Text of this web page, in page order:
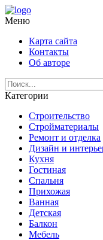
Меню
Карта сайта
Контакты
Об авторе
Категории
Строительство
Стройматериалы
Ремонт и отделка
Дизайн и
Кухня
Гостиная
Спальня
Прихожая
Ванная
Детская
Балкон
Мебель